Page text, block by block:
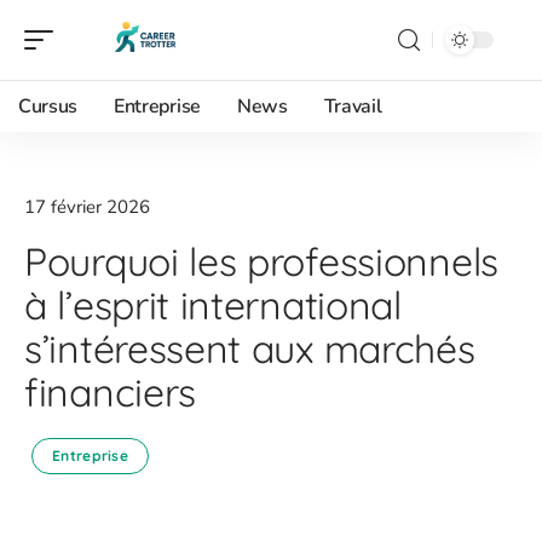
Cursus Entreprise News Travail
17 février 2026
Pourquoi les professionnels
à l’esprit international
s’intéressent aux marchés
financiers
Entreprise